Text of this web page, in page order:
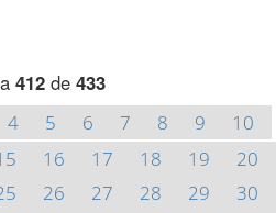
412de 433
4 5 6 7 8 9
10
16 17 18 19
20
26 27 28 29
30